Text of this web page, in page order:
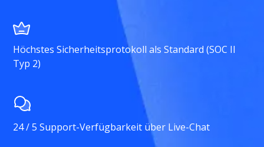
Höchstes Sicherheitsprotokoll als Standard (SOC II
Typ 2)
24 / 5 Support-Verfügbarkeit über Live-Chat